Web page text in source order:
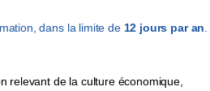
dans la limite de 12 jours par an
relevant de la culture économique,